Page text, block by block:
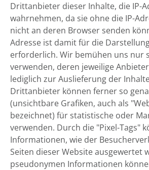
Drittanbieter dieser Inhalte, die IP-
wahrnehmen, da sie ohne die IP-
nicht an deren Browser senden
Adresse ist damit für die
erforderlich. Wir bemühen uns nur
verwenden, deren jeweilige
lediglich zur Auslieferung der
Drittanbieter können ferner so
(unsichtbare Grafiken, auch als
bezeichnet) für statistische oder
verwenden. Durch die "Pixel-Tags"
Informationen, wie der
Seiten dieser Website ausgewertet
pseudonymen Informationen